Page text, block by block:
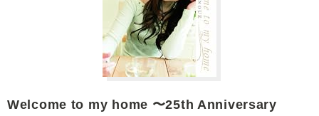
Welcome to my home 〜25th Anniversary